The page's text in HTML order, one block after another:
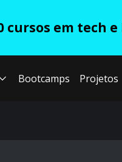
cursos em tech e
Bootcamps Projetos